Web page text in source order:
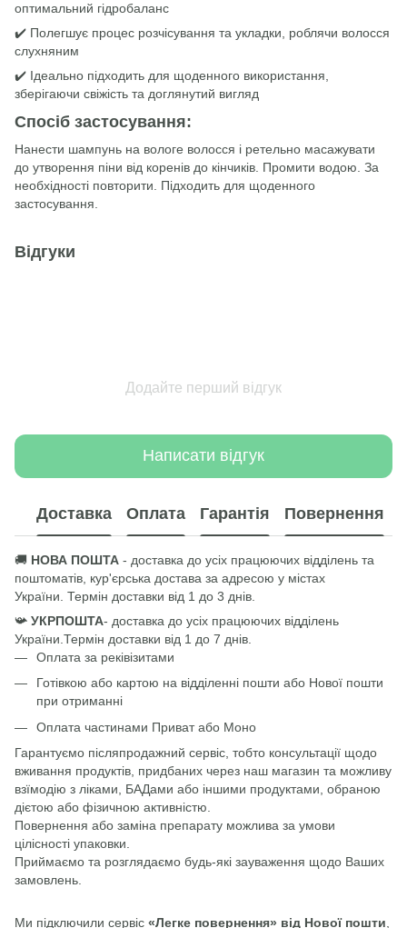
оптимальний гідробаланс
✔️ Полегшує процес розчісування та укладки, роблячи волосся
слухняним
✔️ Ідеально підходить для щоденного використання,
зберігаючи свіжість та доглянутий вигляд
Спосіб застосування:
Нанести шампунь на вологе волосся і ретельно масажувати
до утворення піни від коренів до кінчиків. Промити водою. За
необхідності повторити. Підходить для щоденного
застосування.
Відгуки
Додайте перший відгук
Написати відгук
Доставка Оплата Гарантія Повернення
🚚 НОВА ПОШТА - доставка до усіх працюючих відділень та
поштоматів, кур'єрська достава за адресою у містах
України Термін доставки від 1 до 3 днів.
📯 УКРПОШТА- доставка до усіх працюючих відділень
України Термін доставки від 1 до 7 днів.
Оплата за реківізитами
Готівкою або картою на відділенні пошти або Нової пошти
при отриманні
Оплата частинами Приват або Моно
Гарантуємо післяпродажний сервіс, тобто консультації щодо
вживання продуктів, придбаних через наш магазин та можливу
взїмодію з ліками, БАДами або іншими продуктами, обраною
дієтою або фізичною активністю.
Повернення або заміна препарату можлива за умови
цілісності упаковки.
Приймаємо та розглядаємо будь-які зауваження щодо Ваших
замовлень.
Ми підключили сервіс «Легке повернення» від Нової пошти